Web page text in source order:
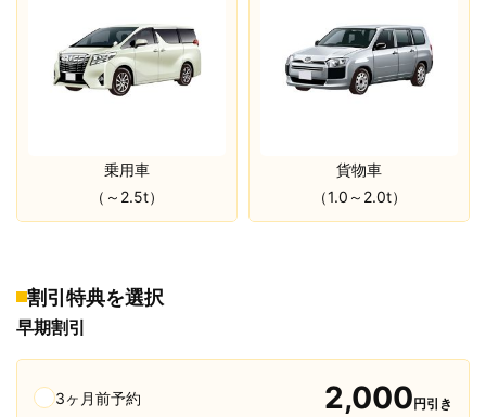
乗用車
（～2.5t）
貨物車
（1.0～2.0t）
割引特典を選択
早期割引
3ヶ月前予約 2,000円引き